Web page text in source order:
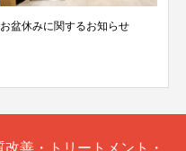
お盆休みに関するお知らせ